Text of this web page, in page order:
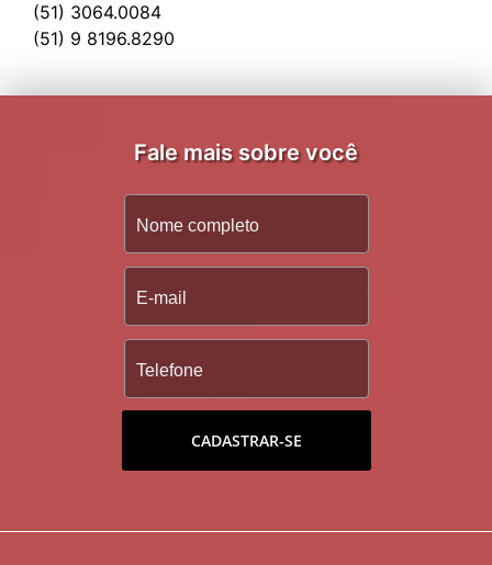
(51) 3064.0084
Fale mais sobre você
CADASTRAR-SE